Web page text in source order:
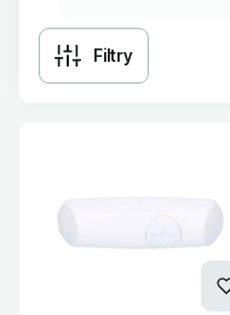
Filtry